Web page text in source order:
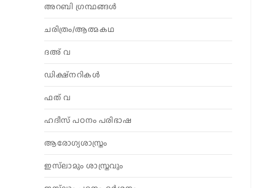
അറബി ഗ്രന്ഥങ്ങൾ
ചരിത്രം/ആത്മകഥ
ദഅ് വ
ഡിക്ഷ്നറികൾ
ഫത് വ
ഹദീസ് പഠനം പരിഭാഷ
ആരോഗ്യശാസ്ത്രം
ഇസ്‌ലാമും ശാസ്ത്രവും